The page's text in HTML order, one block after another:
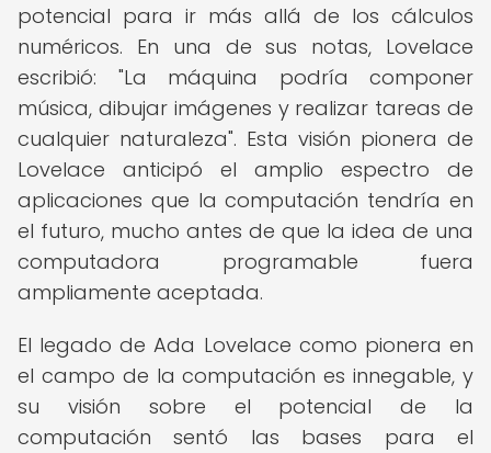
potencial para ir más allá de los cálculos
numéricos. En una de sus notas, Lovelace
escribió: "La máquina podría componer
música, dibujar imágenes y realizar tareas de
cualquier naturaleza". Esta visión pionera de
Lovelace anticipó el amplio espectro de
aplicaciones que la computación tendría en
el futuro, mucho antes de que la idea de una
computadora programable fuera
ampliamente aceptada.
El legado de Ada Lovelace como pionera en
el campo de la computación es innegable, y
su visión sobre el potencial de la
computación sentó las bases para el